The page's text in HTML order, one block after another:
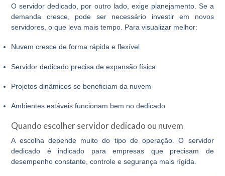
Oservidor dedicado, por outro lado, exige planejamento. Se a
demanda cresce, pode ser necessário investir em novos
servidores, o que leva mais tempo. Para visualizar melhor:
Nuvem cresce de forma rápida e flexível
Servidor dedicado precisa de expansão física
Projetos dinâmicos se beneficiam da nuvem
Ambientes estáveis funcionam bem no dedicado
Quando escolher servidor dedicado ou nuvem
A escolha depende muito do tipo de operação. O servidor
dedicado é indicado para empresas que precisam de
desempenho constante, controle e segurança mais rígida.